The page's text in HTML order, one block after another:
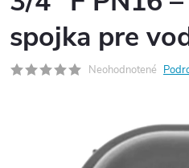
spojka pre
Neohodnotené